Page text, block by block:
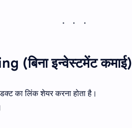
इन्वेस्टमेंट कमाई)
का लिंक शेयर करना होता है।